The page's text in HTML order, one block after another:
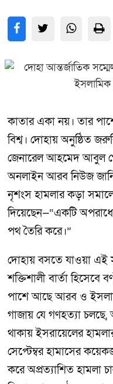
কাতার একা নয়। তার
বিশ্ব। দোহায় অনুষ্ঠিত
জেনারেল আহমেদ আবুল
অনলাইন আরব নিউজ
নৃশংস হামলার কড়া
দিয়েছেন—“একটি
পথ তৈরি করে।”
দোহায় বসতে যাওয়া
শক্তিশালী বার্তা হিসেবে
পাশে আছে আরব ও
গাজায় যে গণহত্যা চলছে,
থাকায় ইসরায়েলের
সেপ্টেম্বর হামাসের
করে অপ্রত্যাশিত হামলা